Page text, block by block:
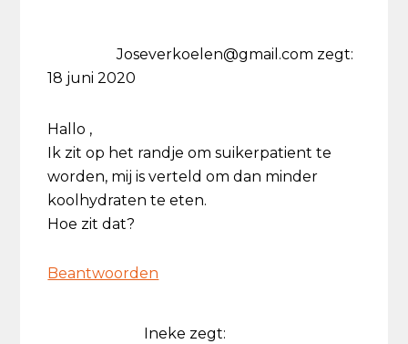
Joseverkoelen@gmail.com zegt:
18 juni 2020
Hallo ,
Ik zit op het randje om suikerpatient te
worden, mij is verteld om dan minder
koolhydraten te eten.
Hoe zit dat?
Beantwoorden
Ineke zegt: